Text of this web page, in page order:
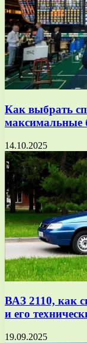
Как выбрать
максимальные
14.10.2025
ВАЗ 2110, как
и его
19.09.2025